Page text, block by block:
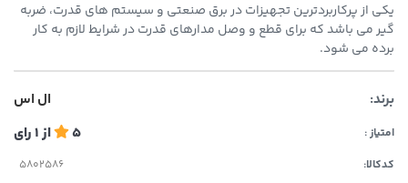
یکی از پرکاربردترین تجهیزات در برق صنعتی و سیستم های قدرت، ضربه
گیر می باشد که برای قطع و وصل مدارهای قدرت در شرایط لازم به کار
برده می شود.
برند: ال اس
امتیاز : 5 از1رای
کدکالا: